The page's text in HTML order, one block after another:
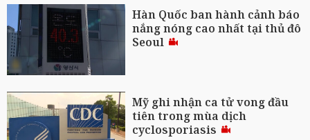
Hàn Quốc ban hành cảnh báo
nắng nóng cao nhất tại thủ đô
Seoul
Mỹ ghi nhận ca tử vong đầu
tiên trong mùa dịch
cyclosporiasis